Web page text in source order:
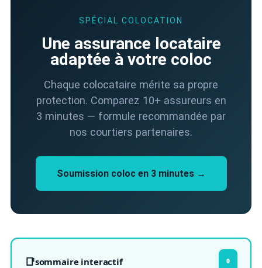
SPÉCIAL COLOCATION
Une assurance locataire
adaptée à votre coloc
Chaque colocataire mérite sa propre
protection. Comparez 10+ assureurs en
3 minutes — formule recommandée par
nos courtiers partenaires.
Soumission coloc en 3 minutes →
sommaire interactif